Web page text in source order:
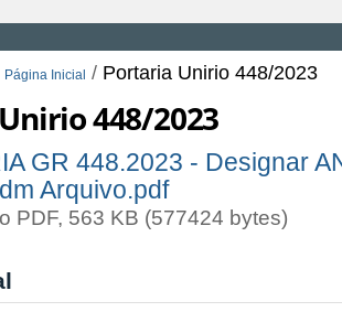
Página Inicial / Portaria Unirio 448/2023
448/2023
GR 448.2023 - Designar
Arquivo.pdf
PDF, 563 KB (577424 bytes)